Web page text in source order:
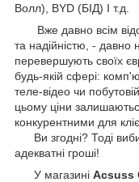
Волл), BYD (БІД) І т.д.
Вже давно всім
та надійністю, - давно
перевершують своїх
будь-якій сфері:
теле-відео чи
цьому ціни
конкурентними для
Ви згодні? Тоді
адекватні гроші!
У магазині Acsuss